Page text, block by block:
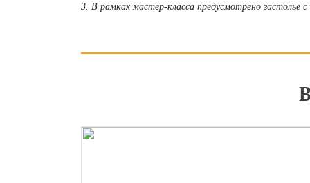
3. В рамках мастер-класса предусмотрено застолье